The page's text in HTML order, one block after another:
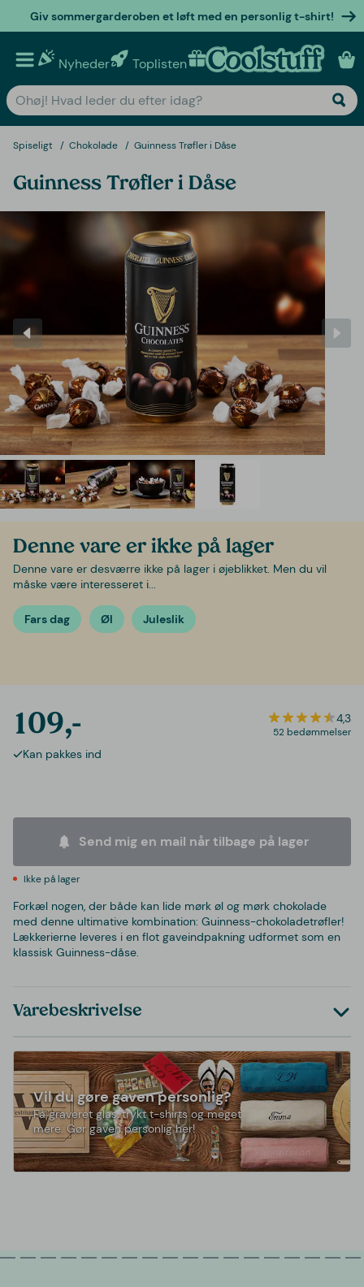
Giv sommergarderoben et løft med en personlig t-shirt!
Nyheder Toplisten Personlige gaver
Spiseligt Chokolade Guinness Trøfler i Dåse
Guinness Trøfler i Dåse
Denne vare er ikke på lager
Denne vare er desværre ikke på lager i øjeblikket. Men du vil
måske være interesseret i...
Fars dag Øl Juleslik
109,- 4,3
52 bedømmelser
Kan pakkes ind
Send mig en mail når tilbage på lager
Ikke på lager
Forkæl nogen, der både kan lide mørk øl og mørk chokolade
med denne ultimative kombination: Guinness-chokoladetrøfler!
Lækkerierne leveres i en flot gaveindpakning udformet som en
klassisk Guinness-dåse.
Varebeskrivelse
Vil du gøre gaven personlig?
Få graveret glas, trykt t-shirts og meget
mere. Gør gaven personlig her!